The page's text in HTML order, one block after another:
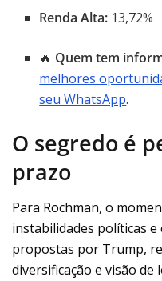
Renda Alta: 13,72%
🔥 Quem tem
melhores
seu WhatsApp.
O segredo é
prazo
Para Rochman, o
instabilidades políticas
propostas por Trump,
diversificação e visão